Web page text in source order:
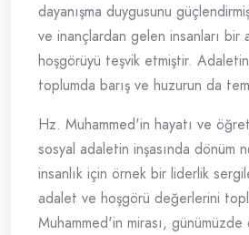
dayanışma duygusunu
ve inançlardan gelen insanları bir
hoşgörüyü teşvik etmiştir.
toplumda barış ve huzurun da
Hz. Muhammed'in hayatı ve
sosyal adaletin inşasında dönüm
insanlık için örnek bir liderlik
adalet ve hoşgörü değerlerini
Muhammed'in mirası,